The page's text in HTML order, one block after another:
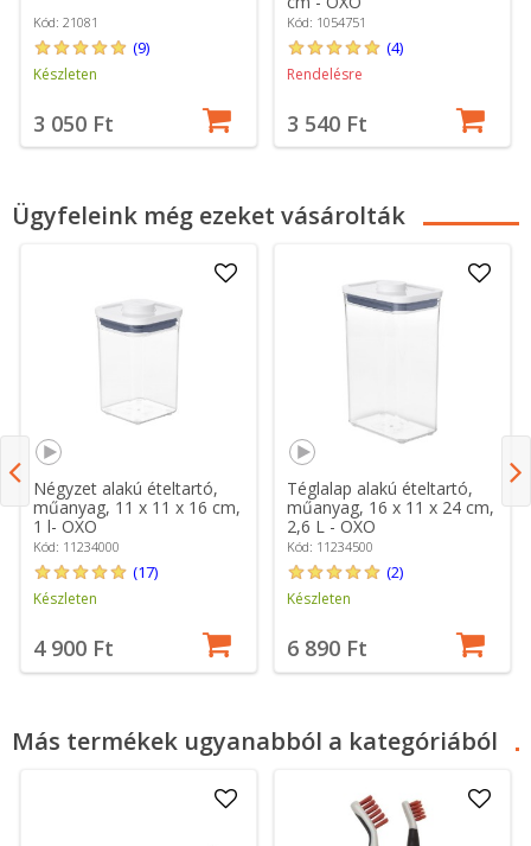
Kód: 21081
(9)
Készleten
3 050 Ft
Kód: 1054751
(4)
Rendelésre
3 540 Ft
Ügyfeleink még ezeket vásárolták
Négyzet alakú ételtartó,
műanyag, 11 x 11 x 16 cm,
1 l- OXO
Kód: 11234000
(17)
Készleten
4 900 Ft
Téglalap alakú ételtartó,
műanyag, 16 x 11 x 24 cm,
2,6 L - OXO
Kód: 11234500
(2)
Készleten
6 890 Ft
Más termékek ugyanabból a kategóriából